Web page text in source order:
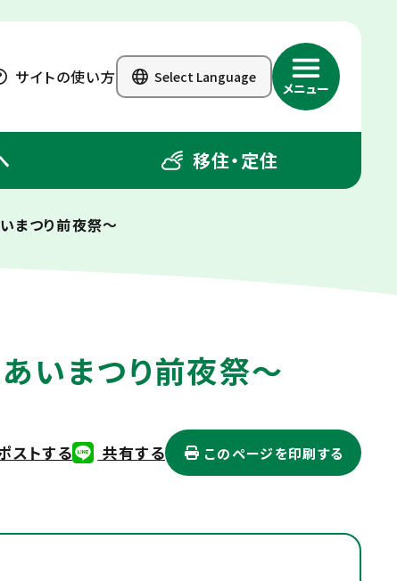
サイトの使い方 Select Language
メニュー
移住・定住
まつり前夜祭〜
いまつり前夜祭〜
ストする 共有する このページを印刷する